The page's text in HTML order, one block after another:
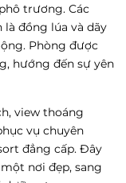
trương. Các
đồng lúa và dãy
Phòng được
hướng đến sự yên
view thoáng
vụ chuyên
đẳng cấp. Đây
nơi đẹp, sang